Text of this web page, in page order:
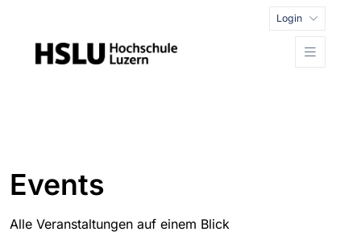
Login
Events
Alle Veranstaltungen auf einem Blick